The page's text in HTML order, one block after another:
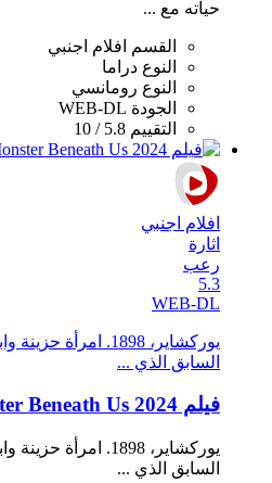
حياته مع ...
القسم
افلام اجنبي
النوع دراما
النوع رومانسي
الجودة WEB-DL
التقييم 5.8 / 10
افلام اجنبي
اثارة
رعب
5.3
WEB-DL
يوركشاير، 1898.
السابق الذي ...
فيلم The Monster Beneath Us 2024 مترجم HD
يوركشاير، 1898.
السابق الذي ...